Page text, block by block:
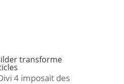
transforme
4 imposait des